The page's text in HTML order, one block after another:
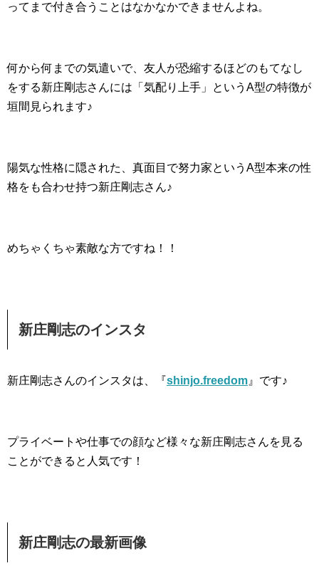
ってまで付き合うことはなかなかできませんよね。
何から何までの気遣いで、友人が恐縮するほどのもてなし
をする新庄剛志さんには「気配り上手」というA型の特徴が
垣間見られます♪
陽気な性格に隠された、真面目で努力家というA型本来の性
格をも合わせ持つ新庄剛志さん♪
めちゃくちゃ素敵な方ですね！！
新庄剛志のインスタ
新庄剛志さんのインスタは、『shinjo.freedom 』です♪
プライベートや仕事での顔など様々な新庄剛志さんを見る
ことができると人気です！
新庄剛志の最新画像